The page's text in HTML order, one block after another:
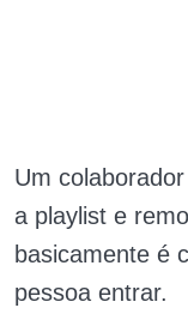
Um
a playlist e
basicamente é
pessoa entrar.